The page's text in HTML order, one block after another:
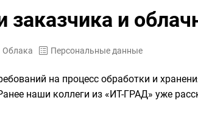
заказчика и
Облака Персональные данные
на процесс обработки и
наши коллеги из «ИТ-ГРАД» уже